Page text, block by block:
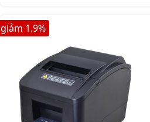
shoppos.vn để nhận ưu đãi.
giảm 1.9%